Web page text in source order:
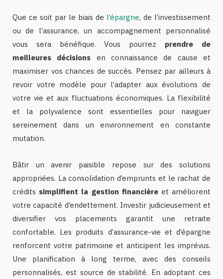
Que ce soit par le biais de l’épargne, de l’investissement
ou de l’assurance, un accompagnement personnalisé
vous sera bénéfique. Vous pourrez prendre de
meilleures décisions en connaissance de cause et
maximiser vos chances de succès. Pensez par ailleurs à
revoir votre modèle pour l’adapter aux évolutions de
votre vie et aux fluctuations économiques. La flexibilité
et la polyvalence sont essentielles pour naviguer
sereinement dans un environnement en constante
mutation.
Bâtir un avenir paisible repose sur des solutions
appropriées. La consolidation d’emprunts et le rachat de
crédits simplifient la gestion financièreet améliorent
votre capacité d’endettement. Investir judicieusement et
diversifier vos placements garantit une retraite
confortable. Les produits d’assurance-vie et d’épargne
renforcent votre patrimoine et anticipent les imprévus.
Une planification à long terme, avec des conseils
personnalisés, est source de stabilité. En adoptant ces